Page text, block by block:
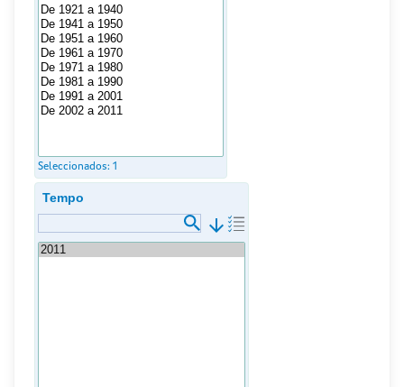
Seleccionados: 1
Tempo
arrow_downward